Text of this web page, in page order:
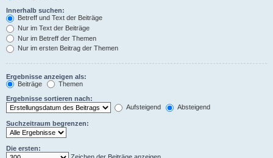
Innerhalb suchen:
Betreff und Text der Beiträge
Nur im Text der Beiträge
Nur im Betreff der Themen
Nur im ersten Beitrag der Themen
Ergebnisse anzeigen als:
Beiträge
Themen
Ergebnisse sortieren nach:
Aufsteigend
Absteigend
Suchzeitraum begrenzen:
Die ersten: